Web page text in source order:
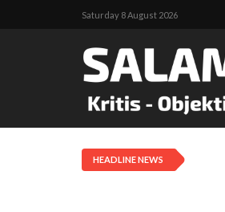
Saturday 8 August 2026
HEADLINE NEWS